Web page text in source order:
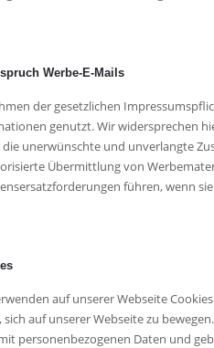
Werbe-E-Mails
der gesetzlichen
genutzt. Wir widersprechen
die unerwünschte und unverlangte
Übermittlung von
führen, wenn
auf unserer Webseite
sich auf unserer Webseite zu
personenbezogenen Daten und